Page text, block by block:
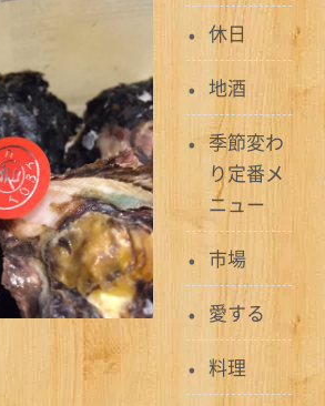
休日
地酒
季節変わ
り定番メ
ニュー
市場
愛する
料理